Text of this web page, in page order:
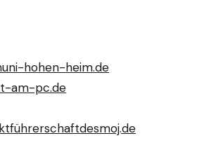
uni-hohen-heim.de
am-pc.de
desmoj.de